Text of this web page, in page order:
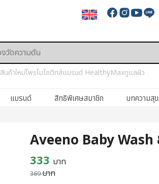
สินค้าใหม่โพรไบโอติกส์แบรนด์ HealthyMaxดูแลผิว
แบรนด์ สิทธิพิเศษสมาชิก บทความสุ
Aveeno Baby
369บาท
Original
price
333 บาท